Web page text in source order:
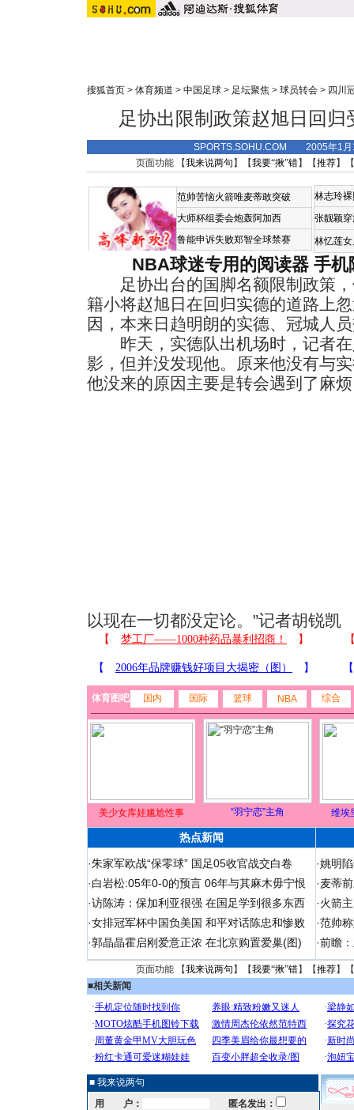
搜狐首页 > 体育频道 > 中国足球 > 足坛聚焦 > 球员转会 > 四川
足协出限制政策赵旭日回
SPORTS.SOHU.COM 2005年1
页面功能 【我来说两句 】【我要“揪”错】【推荐】
范帅苦恼火箭唯麦蒂敢突破
大师杯组委会炮轰阿加西
鲁能申诉失败郑智全球禁赛
林志玲
张靓颖
林忆莲
NBA球迷专用的阅读器 手机
足协出台的国脚名额限制政策，
籍小将赵旭日在回归实德的道路上
因，本来日趋明朗的实德、冠城人
昨天，实德队出机场时，记者在
影，但并没发现他。原来他没有与
他没来的原因主要是转会遇到了麻
以现在一切都没定论。”记者胡锐凯
体育图吧 国内 国际 篮球 NBA 综合
美少女库娃尴尬性事 “羽宁恋”主角 维埃
热点新闻
·朱家军欧战“保零球” 国足05收官战交白卷
·白岩松:05年0-0的预言 06年与其麻木毋宁恨
·访陈涛：保加利亚很强 在国足学到很多东西
·女排冠军杯中国负美国 和平对话陈忠和惨败
·郭晶晶霍启刚爱意正浓 在北京购置爱巢(图)
·姚明
·麦蒂
·火箭
·范帅
·前瞻
页面功能 【我来说两句 】【我要“揪”错】【推荐】
■相关新闻
■ 我来说两句
用 户：
匿名发出：